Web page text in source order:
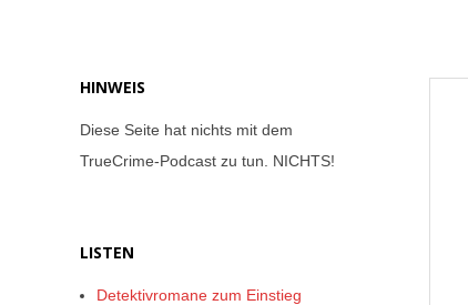
HINWEIS
Diese Seite hat nichts mit dem
TrueCrime-Podcast zu tun. NICHTS!
LISTEN
Detektivromane zum Einstieg